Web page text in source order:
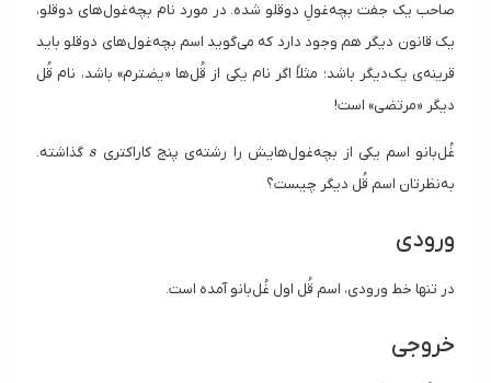
صاحب یک جفت بچه‌غولِ دوقلو شده. در مورد نام بچه‌غول‌های دوقلو،
یک قانون دیگر هم وجود دارد که می‌گوید اسم بچه‌غول‌های دوقلو باید
قرینه‌ی یک‌دیگر باشد؛ مثلاً اگر نام یکی از قُل‌ها «یضترم» باشد، نام قُل
دیگر «مرتضی» است!
غُل‌بانو اسم یکی از بچه‌غول‌هایش را رشته‌ی پنج کاراکتری s گذاشته.
به‌نظرتان اسم قُل دیگر چیست؟
ورودی
در تنها خط ورودی، اسم قُل اول غُل‌بانو آمده است.
خروجی